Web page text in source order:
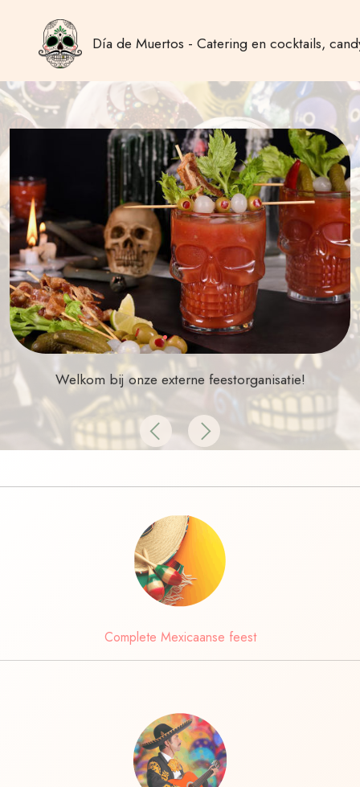
Día de Muertos - Catering en cocktails,
Welkom bij onze externe feestorganisatie!
Previous
Next
Complete Mexicaanse feest